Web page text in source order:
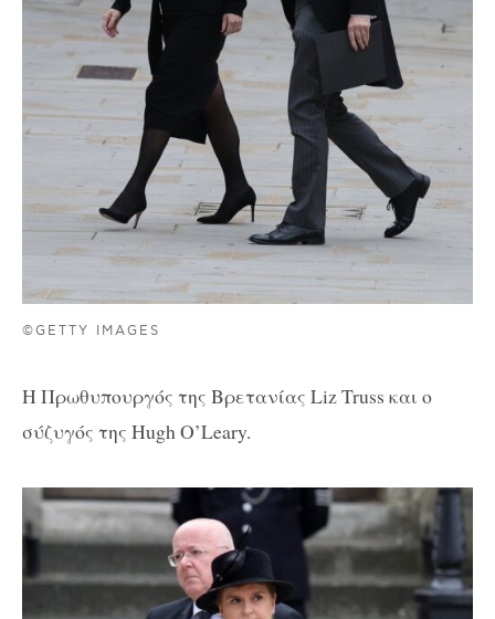
©GETTY IMAGES
Η Πρωθυπουργός της Βρετανίας Liz Truss και ο
σύζυγός της Hugh O’Leary.